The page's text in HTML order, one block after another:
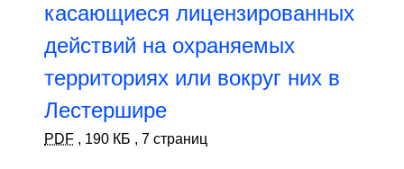
касающиеся лицензированных
действий на охраняемых
территориях или вокруг них в
Лестершире
PDF , 190 КБ , 7 страниц